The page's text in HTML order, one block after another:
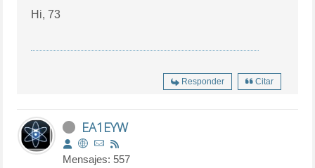
Hi, 73
Responder Citar
EA1EYW
Mensajes: 557